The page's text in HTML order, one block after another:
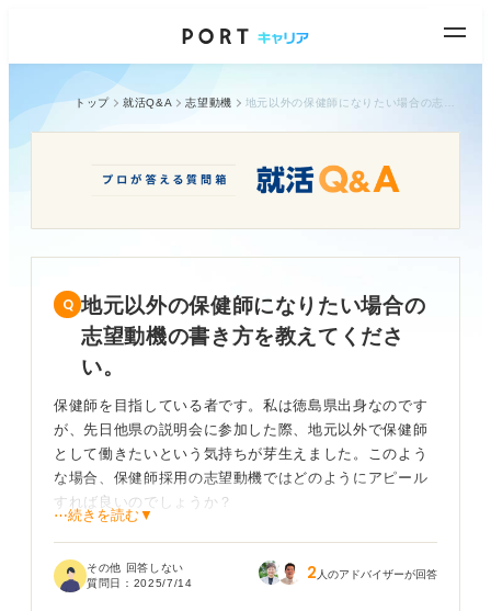
トップ 就活Q&A 志望動機
地元以外の保健師になりたい場合の
志望動機の書き方を教えてくださ
い。
保健師を目指している者です。私は徳島県出身なのです
が、先日他県の説明会に参加した際、地元以外で保健師
として働きたいという気持ちが芽生えました。このよう
な場合、保健師採用の志望動機ではどのようにアピール
すれば良いのでしょうか？
感じていることがその地域で働きたい理由の一つなので
⋯続きを読む▼
その他 回答しない
質問日： 2025/7/14 2 人のアドバイザーが回答